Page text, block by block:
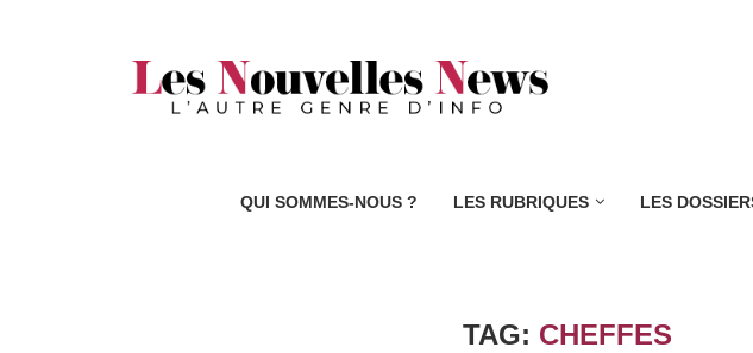
QUI SOMMES-NOUS ? LES RUBRIQUES LES
TAG: CHEFFES